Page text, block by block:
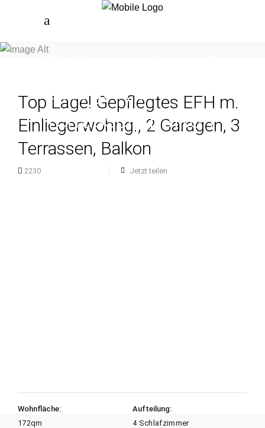
Gepflegtes EFH
Garagen, 3
Terrassen, Balkon
Top Lage! Gepflegtes EFH m.
Einliegerwohng., 2 Garagen, 3
Terrassen, Balkon
2230 Jetzt teilen
Wohnfläche:
172qm
Aufteilung:
4 Schlafzimmer